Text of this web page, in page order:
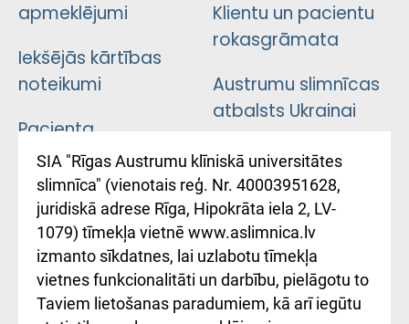
apmeklējumi
Iekšējās kārtības
noteikumi
Pacienta
atsauksmju/sūdzību
iesniegšanas
kārtība
Kā pie mums nokļūt
Rēķinu apmaksas
Klientu un pacientu
rokasgrāmata
Austrumu slimnīcas
atbalsts Ukrainai
Підтримка Східної
лікарні та співпраця з
Україною
SIA "Rīgas Austrumu klīniskā universitātes
slimnīca" (vienotais reģ. Nr. 40003951628,
juridiskā adrese Rīga, Hipokrāta iela 2, LV-
1079) tīmekļa vietnē www.aslimnica.lv
izmanto sīkdatnes, lai uzlabotu tīmekļa
vietnes funkcionalitāti un darbību, pielāgotu to
Taviem lietošanas paradumiem, kā arī iegūtu